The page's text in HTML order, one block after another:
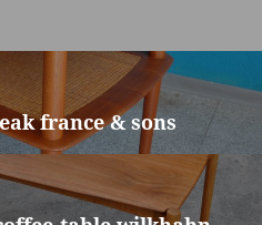
france & sons